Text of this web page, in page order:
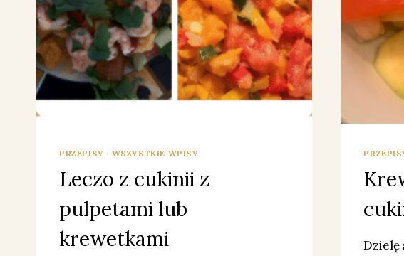
PRZEPISY · WSZYSTKIE WPISY
Leczo z cukinii z
pulpetami lub
krewetkami
Dzielę